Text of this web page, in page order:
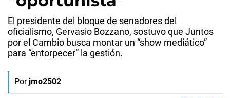
El presidente del bloque de senadores del
oficialismo, Gervasio Bozzano, sostuvo que Juntos
por el Cambio busca montar un “show mediático”
para “entorpecer” la gestión.
Por jmo2502